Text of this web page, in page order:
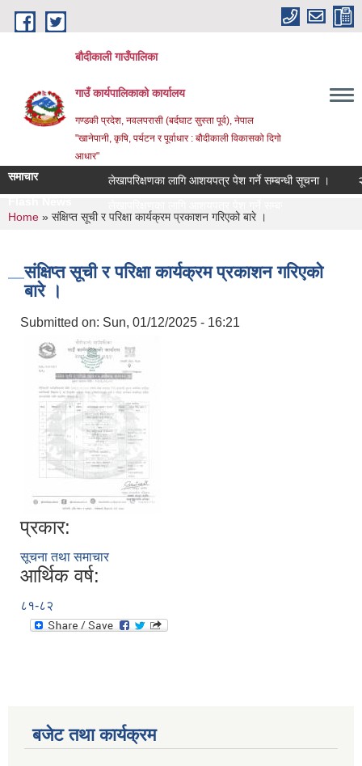
Skip to main content
बौदीकाली गाउँपालिका
गाउँ कार्यपालिकाको कार्यालय
गण्डकी प्रदेश, नवलपरासी (बर्दघाट सुस्ता पूर्व), नेपाल
"खानेपानी, कृषि, पर्यटन र पूर्वाधार : बौदीकाली विकासको दिगो
आधार"
समाचार लेखापरिक्षणका लागि आशयपत्र पेश गर्ने सम्बन्धी सूचना ।
You are here
Home » संक्षिप्त सूची र परिक्षा कार्यक्रम प्रकाशन गरिएको बारे ।
संक्षिप्त सूची र परिक्षा कार्यक्रम प्रकाशन गरिएको
बारे ।
Submitted on: Sun, 01/12/2025 - 16:21
प्रकार:
सूचना तथा समाचार
आर्थिक वर्ष:
८१-८२
बजेट तथा कार्यक्रम